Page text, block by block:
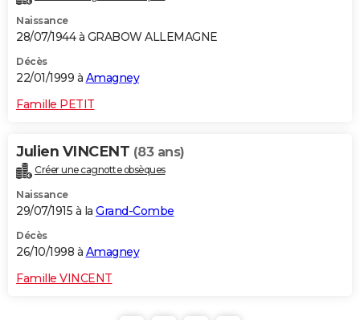
Naissance
28/07/1944 à GRABOW ALLEMAGNE
Décès
22/01/1999 à Amagney
Famille PETIT
Julien VINCENT (83 ans)
Créer une cagnotte obsèques
Naissance
29/07/1915 à la Grand-Combe
Décès
26/10/1998 à Amagney
Famille VINCENT